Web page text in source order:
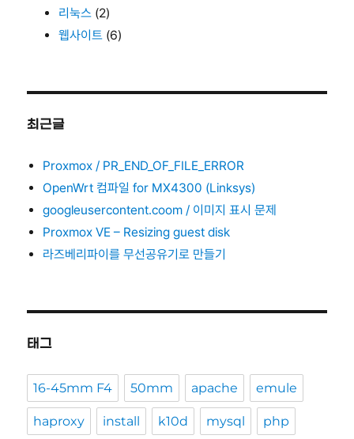
리눅스 (2)
웹사이트 (6)
최근글
Proxmox / PR_END_OF_FILE_ERROR
OpenWrt 컴파일 for MX4300 (Linksys)
googleusercontent.coom / 이미지 표시 문제
Proxmox VE – Resizing guest disk
라즈베리파이를 무선공유기로 만들기
태그
16-45mm F4 50mm apache emule
haproxy install k10d mysql php